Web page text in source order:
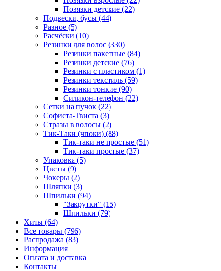
Повязки детские (22)
Подвески, бусы (44)
Разное (5)
Расчёски (10)
Резинки для волос (330)
Резинки пакетные (84)
Резинки детские (76)
Резинки с пластиком (1)
Резинки текстиль (59)
Резинки тонкие (90)
Силикон-телефон (22)
Сетки на пучок (22)
Софиста-Твиста (3)
Стразы в волосы (2)
Тик-Таки (чпоки) (88)
Тик-таки не простые (51)
Тик-таки простые (37)
Упаковка (5)
Цветы (9)
Чокеры (2)
Шляпки (3)
Шпильки (94)
"Закрутки" (15)
Шпильки (79)
Хиты (64)
Все товары (796)
Распродажа (83)
Информация
Оплата и доставка
Контакты